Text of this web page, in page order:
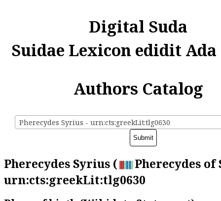
Digital Suda
Suidae Lexicon edidit
Authors Catalog
Pherecydes Syrius - urn:cts:greekLit:tlg0630
Pherecydes Syrius (
Pherecydes of
urn:cts:greekLit:tlg0630